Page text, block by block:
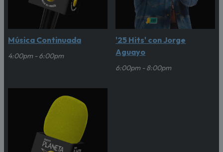
Música Continuada
4:00pm - 6:00pm
'25 Hits' con Jorge
Aguayo
6:00pm - 8:00pm